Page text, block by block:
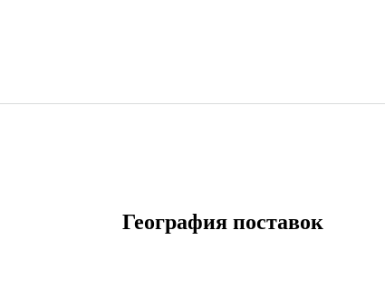
География поставок